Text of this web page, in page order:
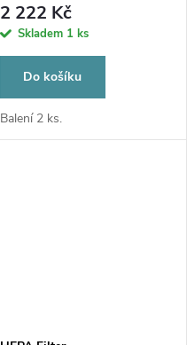
2 222 Kč
Skladem 1 ks
Do košíku
Balení 2 ks.